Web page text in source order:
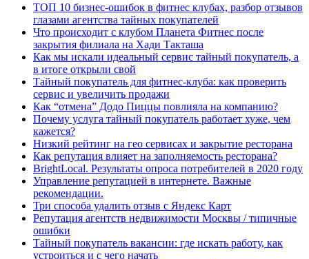
ТОП 10 бизнес-ошибок в фитнес клубах, разбор отзывов
глазами агентства тайных покупателей
Что происходит с клубом Планета Фитнес после
закрытия филиала на Хади Такташа
Как мы искали идеальный сервис тайный покупатель, а
в итоге открыли свой
Тайный покупатель для фитнес-клуба: как проверить
сервис и увеличить продажи
Как “отмена” Додо Пиццы повлияла на компанию?
Почему услуга тайный покупатель работает хуже, чем
кажется?
Низкий рейтинг на гео сервисах и закрытие ресторана
Как репутация влияет на заполняемость ресторана?
BrightLocal. Результаты опроса потребителей в 2020 году
Управление репутацией в интернете. Важные
рекомендации.
Три способа удалить отзыв с Яндекс Карт
Репутация агентств недвижимости Москвы / типичные
ошибки
Тайный покупатель вакансии: где искать работу, как
устроиться и с чего начать